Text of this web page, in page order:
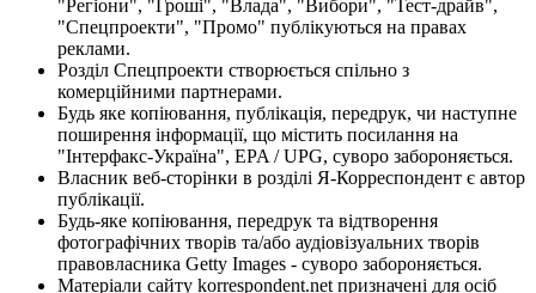
"Регіони", "Гроші", "Влада", "Вибори", "Тест-драйв",
"Спецпроекти", "Промо" публікуються на правах
реклами.
Розділ Спецпроекти створюється спільно з
комерційними партнерами.
Будь яке копіювання, публікація, передрук, чи наступне
поширення інформації, що містить посилання на
"Інтерфакс-Україна", EPA / UPG, суворо забороняється.
Власник веб-сторінки в розділі Я-Корреспондент є автор
публікації.
Будь-яке копіювання, передрук та відтворення
фотографічних творів та/або аудіовізуальних творів
правовласника Getty Images - суворо забороняється.
Матеріали сайту korrespondent.net призначені для осіб